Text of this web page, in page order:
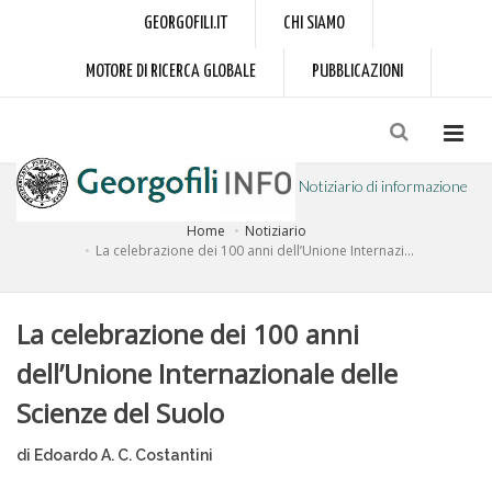
GEORGOFILI.IT CHI SIAMO
MOTORE DI RICERCA GLOBALE PUBBLICAZIONI
Notiziario di informazione
a cura dell'Accademia dei Georgofili
Home
Notiziario
La celebrazione dei 100 anni dell’Unione Internazi...
La celebrazione dei 100 anni
dell’Unione Internazionale delle
Scienze del Suolo
di Edoardo A. C. Costantini